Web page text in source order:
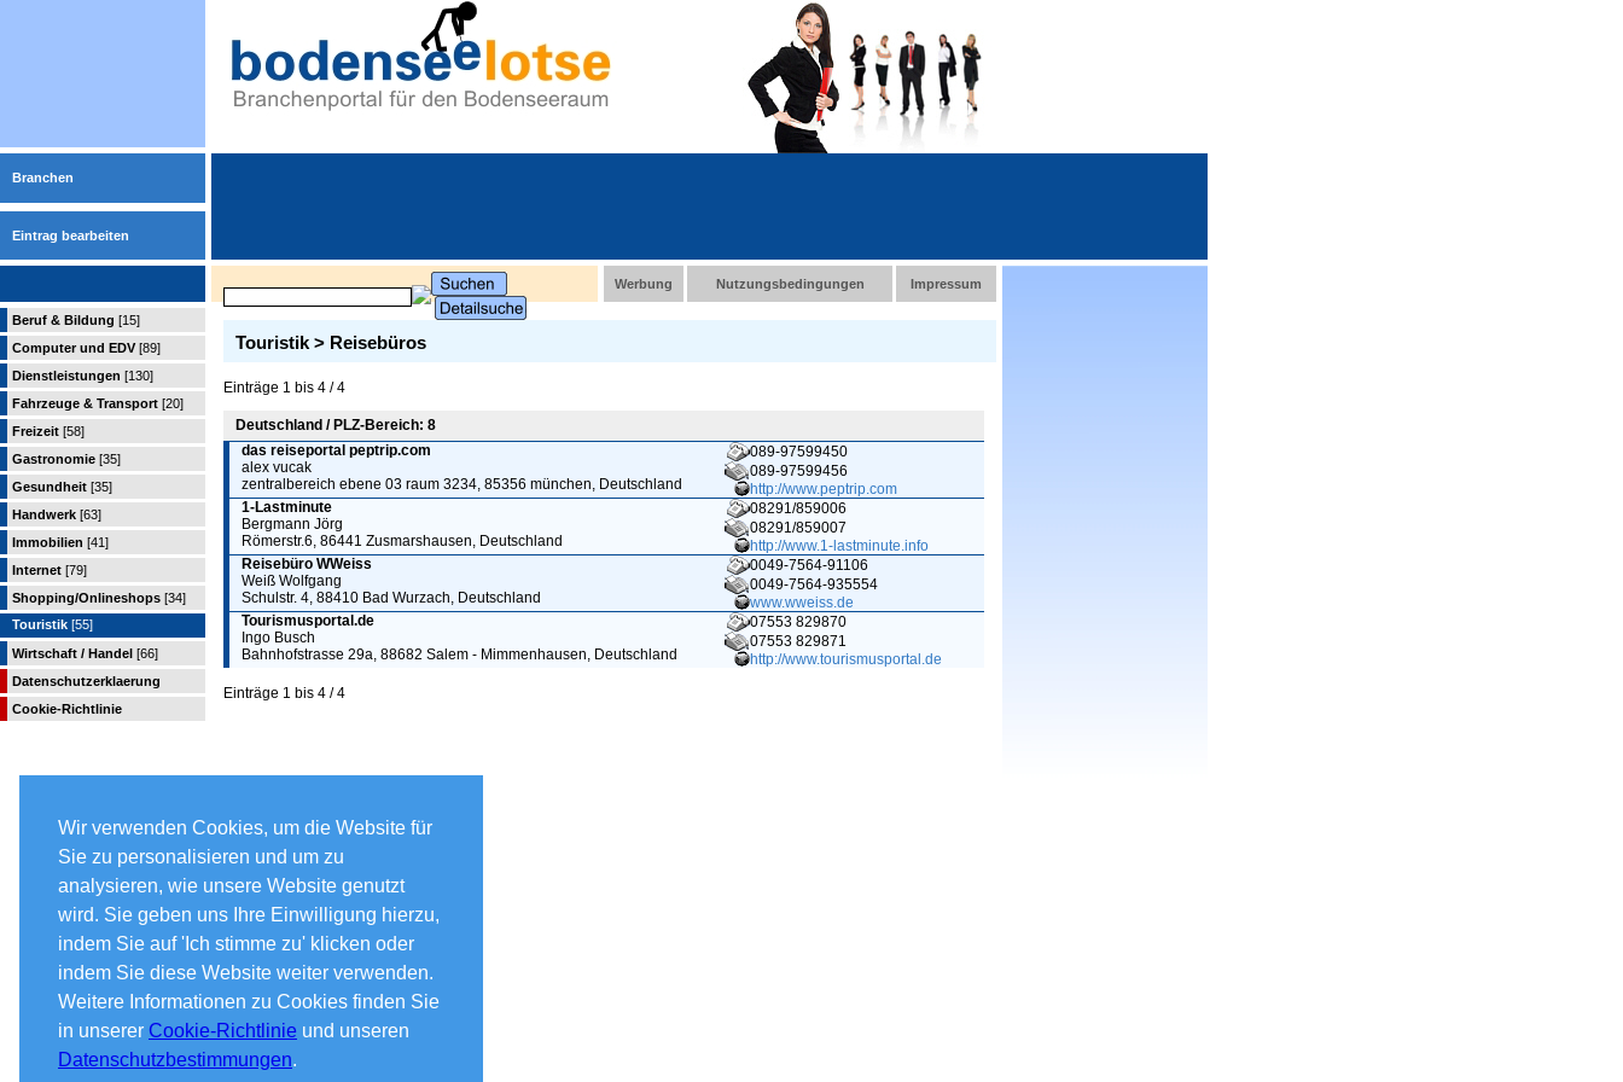
Wir verwenden Cookies, um die Website für
Sie zu personalisieren und um zu
analysieren, wie unsere Website genutzt
wird. Sie geben uns Ihre Einwilligung hierzu,
indem Sie auf 'Ich stimme zu' klicken oder
indem Sie diese Website weiter verwenden.
Weitere Informationen zu Cookies finden Sie
in unserer Cookie-Richtlinie und unseren
Datenschutzbestimmungen.
Branchen
Eintrag bearbeiten
Werbung Nutzungsbedingungen Impressum
Beruf & Bildung [15]
Computer und EDV [89]
Dienstleistungen [130]
Fahrzeuge & Transport [20]
Freizeit [58]
Gastronomie [35]
Gesundheit [35]
Handwerk [63]
Immobilien [41]
Internet [79]
Shopping/Onlineshops [34]
Touristik [55]
Wirtschaft / Handel [66]
Datenschutzerklaerung
Cookie-Richtlinie
Touristik > Reisebüros
Einträge 1 bis 4 / 4
Deutschland / PLZ-Bereich: 8
das reiseportal peptrip.com
alex vucak
zentralbereich ebene 03 raum 3234, 85356 münchen, Deutschland
089-97599450
089-97599456
http://www.peptrip.com
1-Lastminute
Bergmann Jörg
Römerstr.6, 86441 Zusmarshausen, Deutschland
08291/859006
08291/859007
http://www.1-lastminute.info
Reisebüro WWeiss
Weiß Wolfgang
Schulstr. 4, 88410 Bad Wurzach, Deutschland
0049-7564-91106
0049-7564-935554
www.wweiss.de
Tourismusportal.de
Ingo Busch
Bahnhofstrasse 29a, 88682 Salem - Mimmenhausen, Deutschland
07553 829870
07553 829871
http://www.tourismusportal.de
Einträge 1 bis 4 / 4